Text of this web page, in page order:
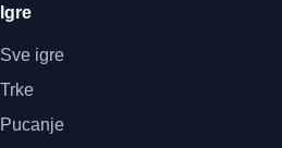
Igre
Sve igre
Trke
Pucanje